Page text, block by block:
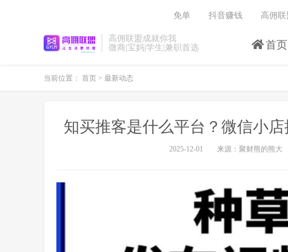
高佣联盟成就你我
微商|宝妈|学生|兼职首选
首页
免单 抖音赚钱 高佣联
当前位置： 首页 > 最新动态
知买推客是什么平台？微信小
2025-12-01 来源：聚财熊的熊大